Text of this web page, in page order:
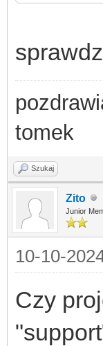
tomek
Szukaj
Zito
Junior
10-10-
Czy